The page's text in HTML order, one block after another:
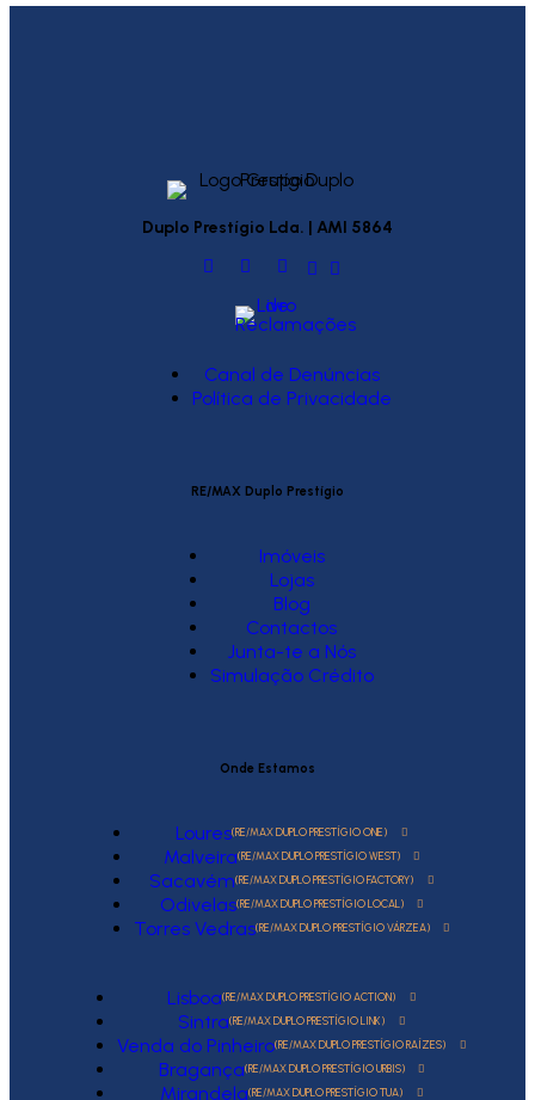
Duplo Prestígio Lda. | AMI 5864
Canal de Denúncias
Política de Privacidade
RE/MAX Duplo Prestígio
Imóveis
Lojas
Blog
Contactos
Junta-te a Nós
Simulação Crédito
Onde Estamos
Loures(RE/MAX DUPLO PRESTÍGIO ONE)
Malveira(RE/MAX DUPLO PRESTÍGIO WEST)
Sacavém(RE/MAX DUPLO PRESTÍGIO FACTORY)
Odivelas(RE/MAX DUPLO PRESTÍGIO LOCAL)
Torres Vedras(RE/MAX DUPLO PRESTÍGIO VÁRZEA)
Lisboa(RE/MAX DUPLO PRESTÍGIO ACTION)
Sintra(RE/MAX DUPLO PRESTÍGIO LINK)
Venda do Pinheiro(RE/MAX DUPLO PRESTÍGIO RAÍZES)
Bragança(RE/MAX DUPLO PRESTÍGIO URBIS)
Mirandela(RE/MAX DUPLO PRESTÍGIO TUA)